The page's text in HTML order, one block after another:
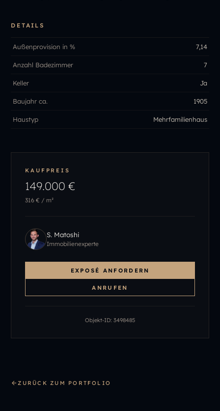
DETAILS
Außenprovision in % 7,14
Anzahl Badezimmer 7
Keller Ja
Baujahr ca. 1905
Haustyp Mehrfamilienhaus
KAUFPREIS
149.000 €
316 € / m²
S. Matoshi
Immobilienexperte
EXPOSÉ ANFORDERN
ANRUFEN
Objekt-ID: 3498485
ZURÜCK ZUM PORTFOLIO